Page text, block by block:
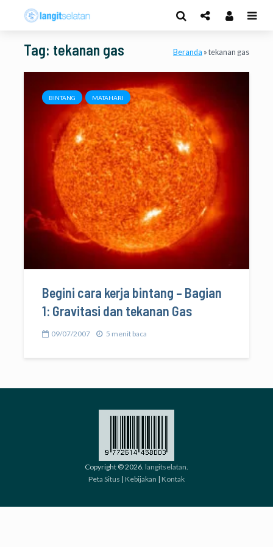
Tag: tekanan gas Beranda » tekanan gas
BINTANG MATAHARI
Begini cara kerja bintang – Bagian
1: Gravitasi dan tekanan Gas
09/07/2007 5 menit baca
Copyright © 2026. langitselatan.
Peta Situs | Kebijakan | Kontak